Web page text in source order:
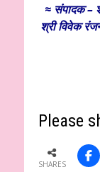
≈ संपादक –
श्री विवेक
Please
SHARES